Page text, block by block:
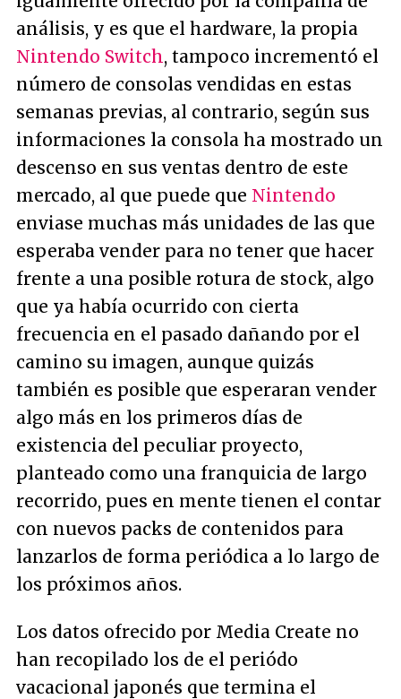
análisis, y es que el hardware, la propia
Nintendo Switch, tampoco incrementó el
número de consolas vendidas en estas
semanas previas, al contrario, según sus
informaciones la consola ha mostrado un
descenso en sus ventas dentro de este
mercado, al que puede que Nintendo
enviase muchas más unidades de las que
esperaba vender para no tener que hacer
frente a una posible rotura de stock, algo
que ya había ocurrido con cierta
frecuencia en el pasado dañando por el
camino su imagen, aunque quizás
también es posible que esperaran vender
algo más en los primeros días de
existencia del peculiar proyecto,
planteado como una franquicia de largo
recorrido, pues en mente tienen el contar
con nuevos packs de contenidos para
lanzarlos de forma periódica a lo largo de
los próximos años.
Los datos ofrecido por Media Create no
han recopilado los de el periódo
vacacional japonés que termina el